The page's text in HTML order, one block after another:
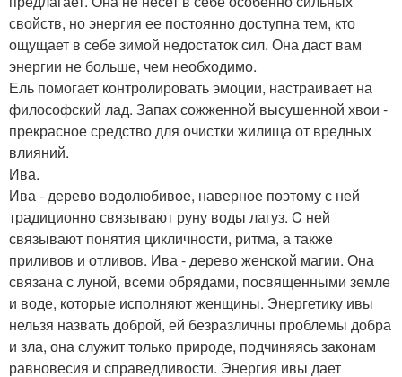
свойств, но энергия ее постоянно доступна тем, кто
ощущает в себе зимой недостаток сил. Она даст вам
энергии не больше, чем необходимо.
Ель помогает контролировать эмоции, настраивает на
философский лад. Запах сожженной высушенной хвои -
прекрасное средство для очистки жилища от вредных
влияний.
Ива.
Ива - дерево водолюбивое, наверное поэтому с ней
традиционно связывают руну воды лагуз. C ней
связывают понятия цикличности, ритма, а также
приливов и отливов. Ива - дерево женской магии. Она
связана с луной, всеми обрядами, посвященными земле
и воде, которые исполняют женщины. Энергетику ивы
нельзя назвать доброй, ей безразличны проблемы добра
и зла, она служит только природе, подчиняясь законам
равновесия и справедливости. Энергия ивы дает